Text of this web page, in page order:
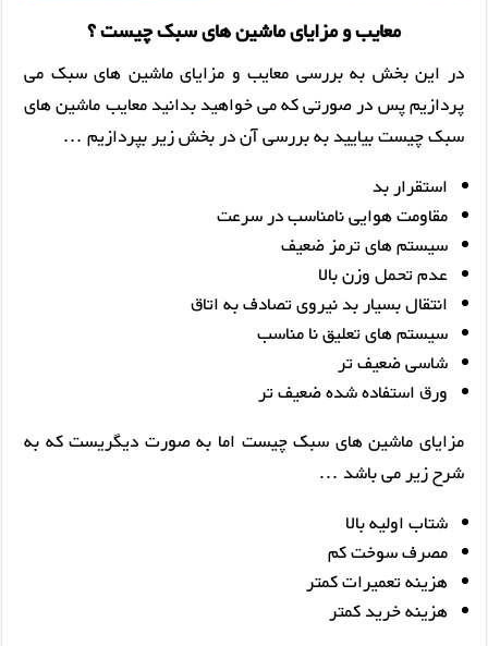
معایب و مزایای ماشین های سبک چیست ؟
در این بخش به بررسی معایب و مزایای ماشین های سبک می
پردازیم پس در صورتی که می خواهید بدانید معایب ماشین های
سبک چیست بیایید به بررسی آن در بخش زیر بپردازیم …
استقرار بد
مقاومت هوایی نامناسب در سرعت
سیستم های ترمز ضعیف
عدم تحمل وزن بالا
انتقال بسیار بد نیروی تصادف به اتاق
سیستم های تعلیق نا مناسب
شاسی ضعیف تر
ورق استفاده شده ضعیف تر
مزایای ماشین های سبک چیست اما به صورت دیگریست که به
شرح زیر می باشد …
شتاب اولیه بالا
مصرف سوخت کم
هزینه تعمیرات کمتر
هزینه خرید کمتر